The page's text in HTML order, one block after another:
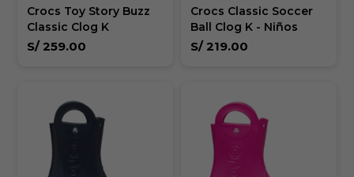
Crocs Toy Story Buzz
Classic Clog K
S/ 259.00
Crocs Classic Soccer
Ball Clog K - Niños
S/ 219.00